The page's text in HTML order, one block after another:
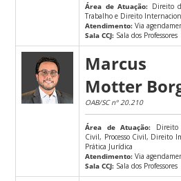
Área de Atuação: Direito
Trabalho e Direito
Atendimento: Via
Sala CCJ: Sala dos Professores
Marcus
Motter
OAB/SC nº 20.210
Área de Atuação: Direito
Civil, Processo Civil, Direito
Prática Jurídica
Atendimento: Via
Sala CCJ: Sala dos Professores